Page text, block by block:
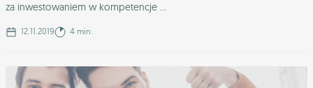
za inwestowaniem w kompetencje ...
12.11.2019 4 min.